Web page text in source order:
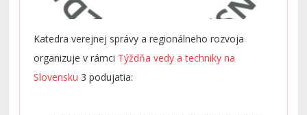
Katedra verejnej správy a regionálneho rozvoja
organizuje v rámci Týždňa vedy a techniky na
Slovensku 3 podujatia: